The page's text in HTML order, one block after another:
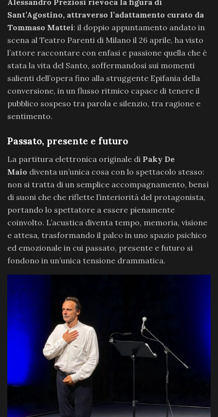
Alessandro Preziosi rievoca la figura di
Sant’Agostino, attraverso l’adattamento curato da
Tommaso Mattei: il doppio appuntamento andato in
scena al Teatro Parenti di Milano il 26 aprile, ha visto
l’attore raccontare con enfasi e passione quella che è
stata la vita del Santo, soffermandosi sui momenti
salienti dell’opera fino alla struggente Epifania della
conversione, in un flusso ritmico capace di tenere il
pubblico sospeso tra parola e silenzio, tra ragione e
sentimento.
Passato, presente e futuro
La partitura elettronica originale di Paky De
Maio diventa un’unica cosa con lo spettacolo stesso:
non si tratta di un semplice accompagnamento, bensí
di suoni che che riflette l’interiorità del protagonista,
portando lo spettatore a essere pienamente
coinvolto. L’acustica diventa tempo, memoria, visione
e attesa, trasformando il palco in uno spazio psichico
ed emozionale in cui passato, presente e futuro si
fondono in un’unica tensione drammatica.